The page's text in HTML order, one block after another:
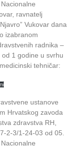
ravnatelj
Vukovar dana
izabranom
radnika –
1 godine u svrhu
tehničar:
ustanove
Hrvatskog zavoda
zdravstva RH,
2-3/1-24-03 od 05.